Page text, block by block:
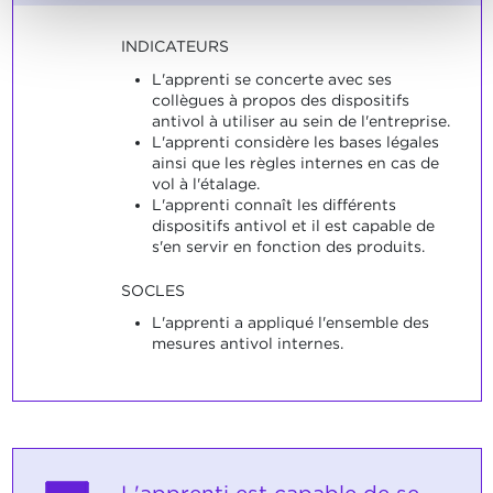
INDICATEURS
L'apprenti se concerte avec ses
collègues à propos des dispositifs
antivol à utiliser au sein de l'entreprise.
L'apprenti considère les bases légales
ainsi que les règles internes en cas de
vol à l'étalage.
L'apprenti connaît les différents
dispositifs antivol et il est capable de
s'en servir en fonction des produits.
SOCLES
L'apprenti a appliqué l'ensemble des
mesures antivol internes.